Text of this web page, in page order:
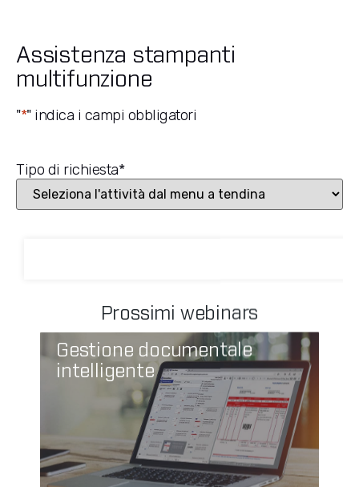
Assistenza stampanti
multifunzione
"*" indica i campi obbligatori
Tipo di richiesta*
Prossimi webinars
Gestione documentale
intelligente